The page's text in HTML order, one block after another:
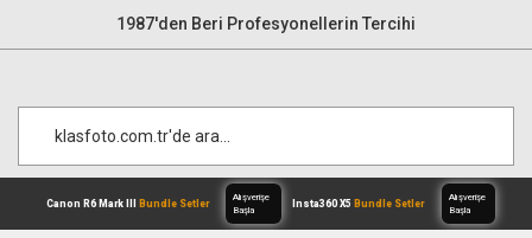
1987'den Beri Profesyonellerin Tercihi